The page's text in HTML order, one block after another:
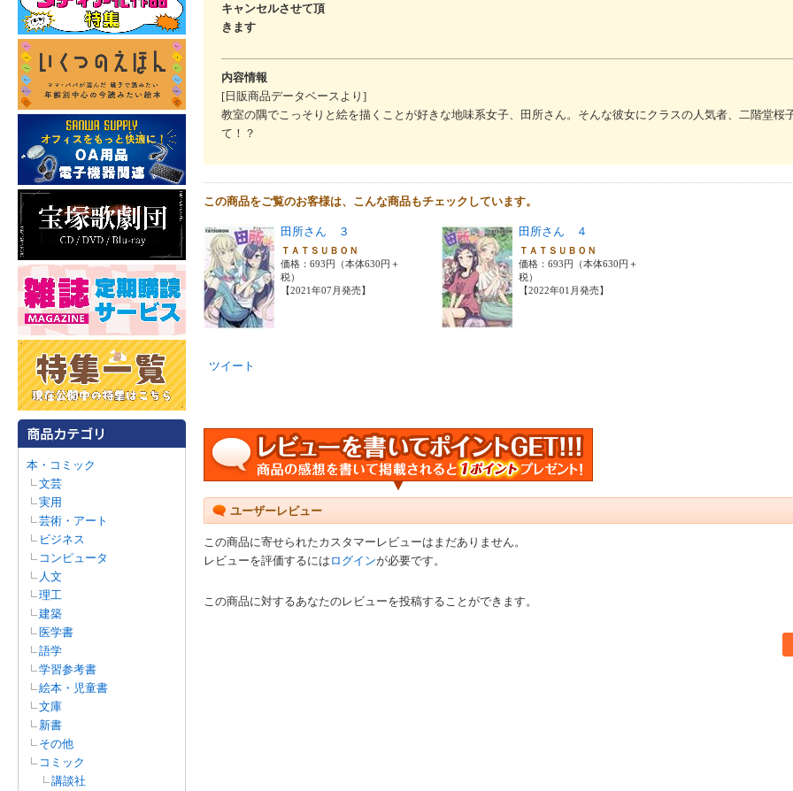
本・コミック
文芸
実用
芸術・アート
ビジネス
コンピュータ
人文
理工
建築
医学書
語学
学習参考書
絵本・児童書
文庫
新書
その他
コミック
講談社
キャンセルさせて頂
きます
内容情報
[日販商品データベースより]
教室の隅でこっそりと絵を描くことが好きな地味系女子、田所さん。そんな彼女にクラスの人気者、二階堂桜
て！？
この商品をご覧のお客様は、こんな商品もチェックしています。
田所さん ３
ＴＡＴＳＵＢＯＮ
価格：693円（本体630円＋
税）
【2021年07月発売】
田所さん ４
ＴＡＴＳＵＢＯＮ
価格：693円（本体630円＋
税）
【2022年01月発売】
ツイート
ユーザーレビュー
この商品に寄せられたカスタマーレビューはまだありません。
レビューを評価するには ログインが必要です。
この商品に対するあなたのレビューを投稿することができます。